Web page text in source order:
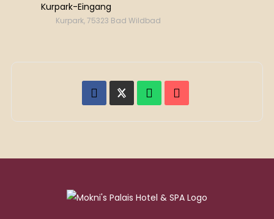
Kurpark-Eingang
Kurpark, 75323 Bad Wildbad